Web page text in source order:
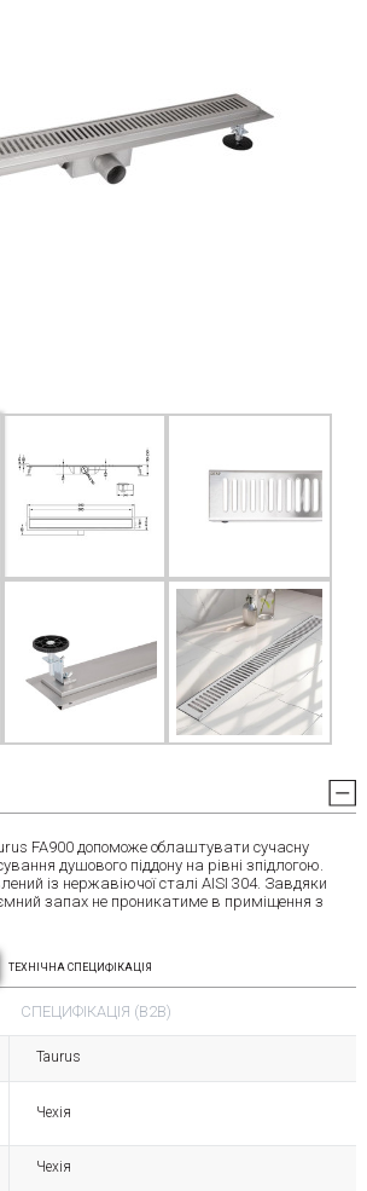
FA900 допоможе облаштувати сучасну
душового піддону на рівні зпідлогою.
із нержавіючої сталі AISI 304. Завдяки
запах не проникатиме в приміщення з
ТЕХНІЧНА СПЕЦИФІКАЦІЯ
СПЕЦИФІКАЦІЯ (B2B)
Taurus
Чехія
Чехія